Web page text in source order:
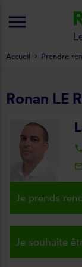
Accueil Prendre
Ronan LE
local_phone
Je prends
Je souhaite
menu